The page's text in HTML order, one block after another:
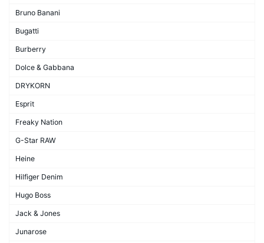
Bruno Banani
Bugatti
Burberry
Dolce & Gabbana
DRYKORN
Esprit
Freaky Nation
G-Star RAW
Heine
Hilfiger Denim
Hugo Boss
Jack & Jones
Junarose